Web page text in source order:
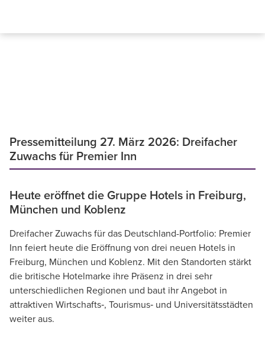
Pressemitteilung 27. März 2026: Dreifacher
Zuwachs für Premier Inn
Heute eröffnet die Gruppe Hotels in Freiburg,
München und Koblenz
Dreifacher Zuwachs für das Deutschland-Portfolio: Premier
Inn feiert heute die Eröffnung von drei neuen Hotels in
Freiburg, München und Koblenz. Mit den Standorten stärkt
die britische Hotelmarke ihre Präsenz in drei sehr
unterschiedlichen Regionen und baut ihr Angebot in
attraktiven Wirtschafts‑, Tourismus‑ und Universitätsstädten
weiter aus.